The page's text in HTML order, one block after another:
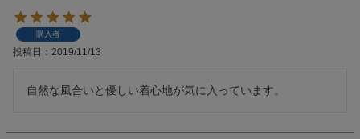
購入者
投稿日 2019/11/13
自然な風合いと優しい着心地が気に入っています。